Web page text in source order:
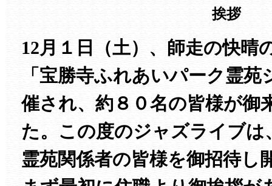
挨拶
12月１日（土）、師走の快晴
「宝勝寺ふれあいパーク霊
催され、約８０名の皆様が御
た。この度のジャズライブは
霊苑関係者の皆様を御招待し